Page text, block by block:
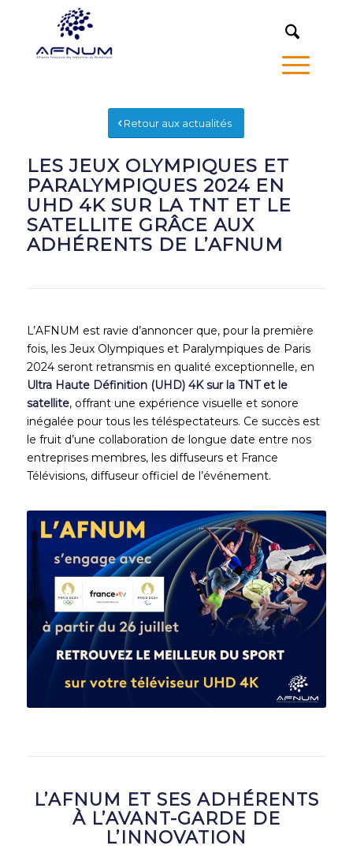
Retour aux actualités
LES JEUX OLYMPIQUES ET
PARALYMPIQUES 2024 EN
UHD 4K SUR LA TNT ET LE
SATELLITE GRÂCE AUX
ADHÉRENTS DE L’AFNUM
L’AFNUM est ravie d’annoncer que, pour la première
fois, les Jeux Olympiques et Paralympiques de Paris
2024 seront retransmis en qualité exceptionnelle, en
Ultra Haute Définition (UHD) 4K sur la TNT et le
satellite, offrant une expérience visuelle et sonore
inégalée pour tous les téléspectateurs. Ce succès est
le fruit d’une collaboration de longue date entre nos
entreprises membres, les diffuseurs et France
Télévisions, diffuseur officiel de l’événement.
L’AFNUM ET SES ADHÉRENTS
À L’AVANT-GARDE DE
L’INNOVATION